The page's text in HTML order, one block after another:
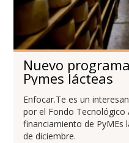
Nuevo
Pymes lácteas
Enfocar.Te es un
por el Fondo Tecnológico
financiamiento de PyMEs
de diciembre.